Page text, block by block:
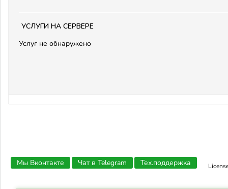
Услуги на сервере
Услуг не обнаружено
Мы Вконтакте Чат в Telegram Тех.поддержка